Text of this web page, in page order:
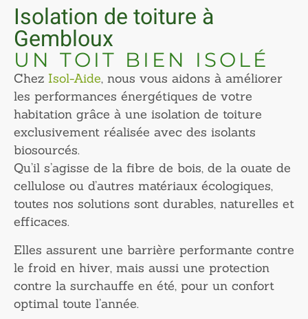
Isolation de toiture à
Gembloux
UN TOIT BIEN ISOLÉ
Chez Isol-Aide, nous vous aidons à améliorer
les performances énergétiques de votre
habitation grâce à une isolation de toiture
exclusivement réalisée avec des isolants
biosourcés.
Qu’il s’agisse de la fibre de bois, de la ouate de
cellulose ou d’autres matériaux écologiques,
toutes nos solutions sont durables, naturelles et
efficaces.
Elles assurent une barrière performante contre
le froid en hiver, mais aussi une protection
contre la surchauffe en été, pour un confort
optimal toute l’année.